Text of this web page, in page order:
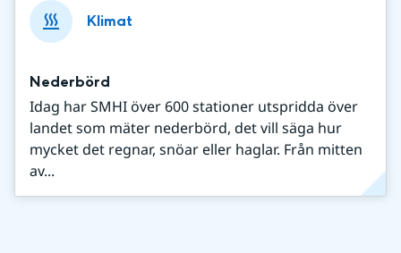
Klimat
Nederbörd
Idag har SMHI över 600 stationer utspridda över
landet som mäter nederbörd, det vill säga hur
mycket det regnar, snöar eller haglar. Från mitten
av...